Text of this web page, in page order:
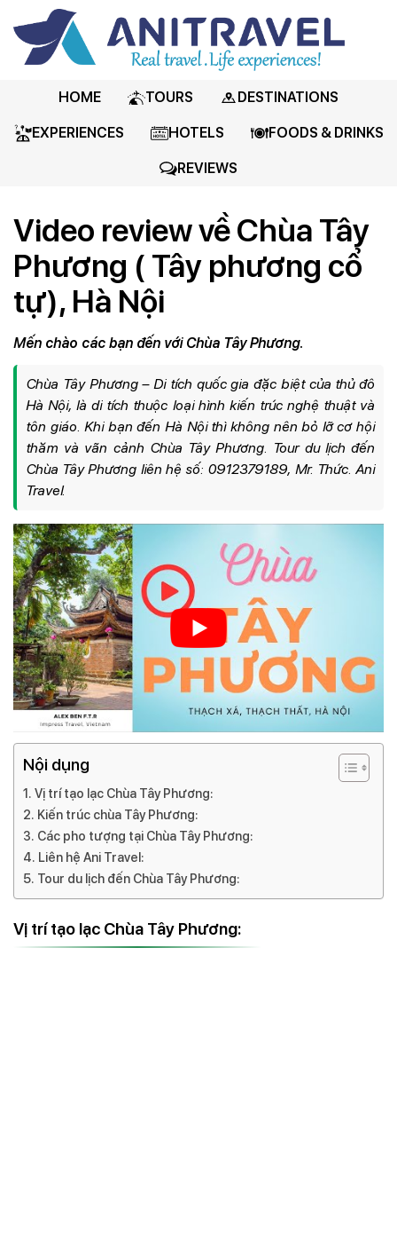
HOME TOURS DESTINATIONS
EXPERIENCES HOTELS FOODS & DRINKS
REVIEWS
Video review về Chùa Tây
Phương ( Tây phương cổ
tự), Hà Nội
Mến chào các bạn đến với Chùa Tây Phương.
Chùa Tây Phương – Di tích quốc gia đặc biệt của thủ đô
Hà Nội, là di tích thuộc loại hình kiến trúc nghệ thuật và
tôn giáo. Khi bạn đến Hà Nội thì không nên bỏ lỡ cơ hội
thăm và vãn cảnh Chùa Tây Phương. Tour du lịch đến
Chùa Tây Phương liên hệ số: 0912379189, Mr. Thức. Ani
Travel.
Nội dụng
Vị trí tạo lạc Chùa Tây Phương:
Kiến trúc chùa Tây Phương:
Các pho tượng tại Chùa Tây Phương:
Liên hệ Ani Travel:
Tour du lịch đến Chùa Tây Phương:
Vị trí tạo lạc Chùa Tây Phương: